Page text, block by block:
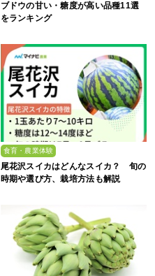
ブドウの甘い・糖度が高い品種11選
をランキング
食育・農業体験
尾花沢スイカはどんなスイカ？ 旬の
時期や選び方、栽培方法も解説